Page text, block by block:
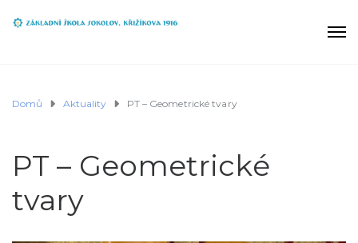
Domů Aktuality PT – Geometrické tvary
PT – Geometrické
tvary